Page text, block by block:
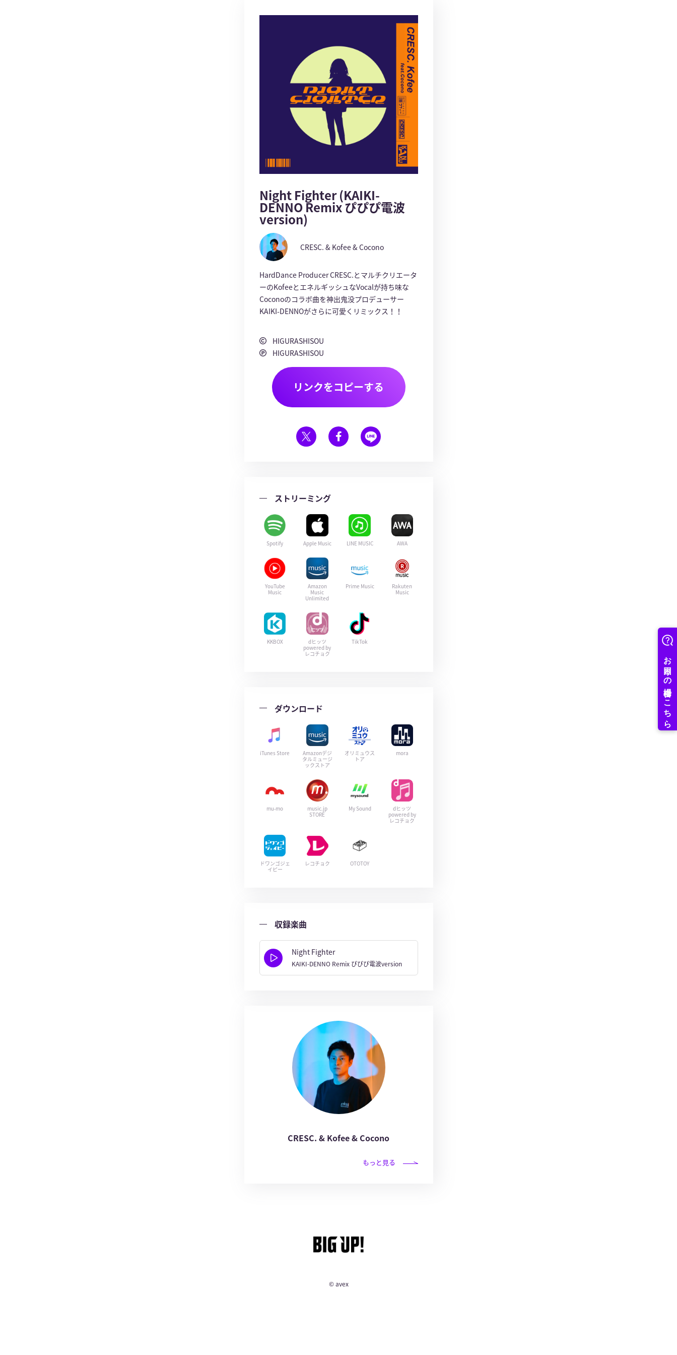
Night Fighter (KAIKI-
DENNO Remix ぴぴぴ電波
version)
CRESC. & Kofee & Cocono
HardDance Producer CRESC.とマルチクリエータ
ーのKofeeとエネルギッシュなVocalが持ち味な
Coconoのコラボ曲を神出鬼没プロデューサー
KAIKI-DENNOがさらに可愛くリミックス！！
HIGURASHISOU
HIGURASHISOU
リンクをコピーする
ストリーミング
Spotify Apple Music LINE MUSIC AWA
YouTube
Music
Amazon
Music
Unlimited
Prime Music
Rakuten
Music
KKBOX
dヒッツ
powered by
レコチョク
TikTok
ダウンロード
iTunes Store
Amazonデジ
タルミュージ
ックストア
オリミュウス
トア
mora
mu-mo
music.jp
STORE
My Sound
dヒッツ
powered by
レコチョク
ドワンゴジェ
イピー
レコチョク OTOTOY
収録楽曲
Night Fighter
KAIKI-DENNO Remix ぴぴぴ電波version
CRESC. & Kofee & Cocono
もっと見る
© avex